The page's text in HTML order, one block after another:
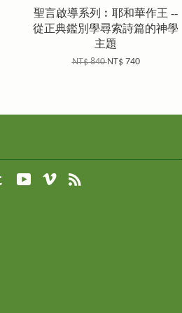
聖言啟導系列︰耶和華作王 --
從正典鑑別學尋索詩篇的神學
主題
NT$ 840NT$ 740
Tumblr YouTubeVimeo